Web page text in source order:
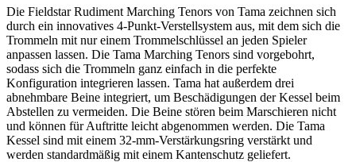
Die Fieldstar Rudiment Marching Tenors von Tama zeichnen sich
durch ein innovatives 4-Punkt-Verstellsystem aus, mit dem sich die
Trommeln mit nur einem Trommelschlüssel an jeden Spieler
anpassen lassen. Die Tama Marching Tenors sind vorgebohrt,
sodass sich die Trommeln ganz einfach in die perfekte
Konfiguration integrieren lassen. Tama hat außerdem drei
abnehmbare Beine integriert, um Beschädigungen der Kessel beim
Abstellen zu vermeiden. Die Beine stören beim Marschieren nicht
und können für Auftritte leicht abgenommen werden. Die Tama
Kessel sind mit einem 32-mm-Verstärkungsring verstärkt und
werden standardmäßig mit einem Kantenschutz geliefert.